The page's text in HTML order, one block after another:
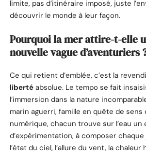
limite, pas d’itinéraire imposé, juste
découvrir le monde à leur façon.
Pourquoi la mer attire-t-elle
nouvelle vague d’aventuriers
Ce qui retient d’emblée, c’est la
liberté absolue. Le tempo se fait
l’immersion dans la nature
marin aguerri, famille en quête de sens
numérique, chacun trouve sur l’eau un
d’expérimentation, à composer
l’état du ciel, l’allure du vent, la chaleur